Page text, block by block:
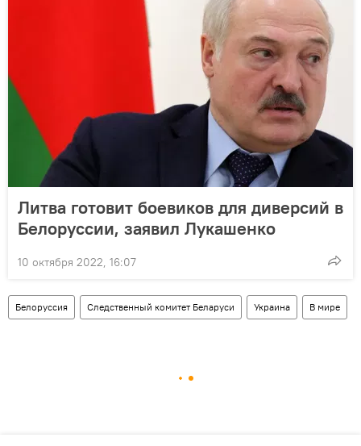
Литва готовит боевиков для диверсий в
Белоруссии, заявил Лукашенко
10 октября 2022, 16:07
Белоруссия Следственный комитет Беларуси Украина В мире